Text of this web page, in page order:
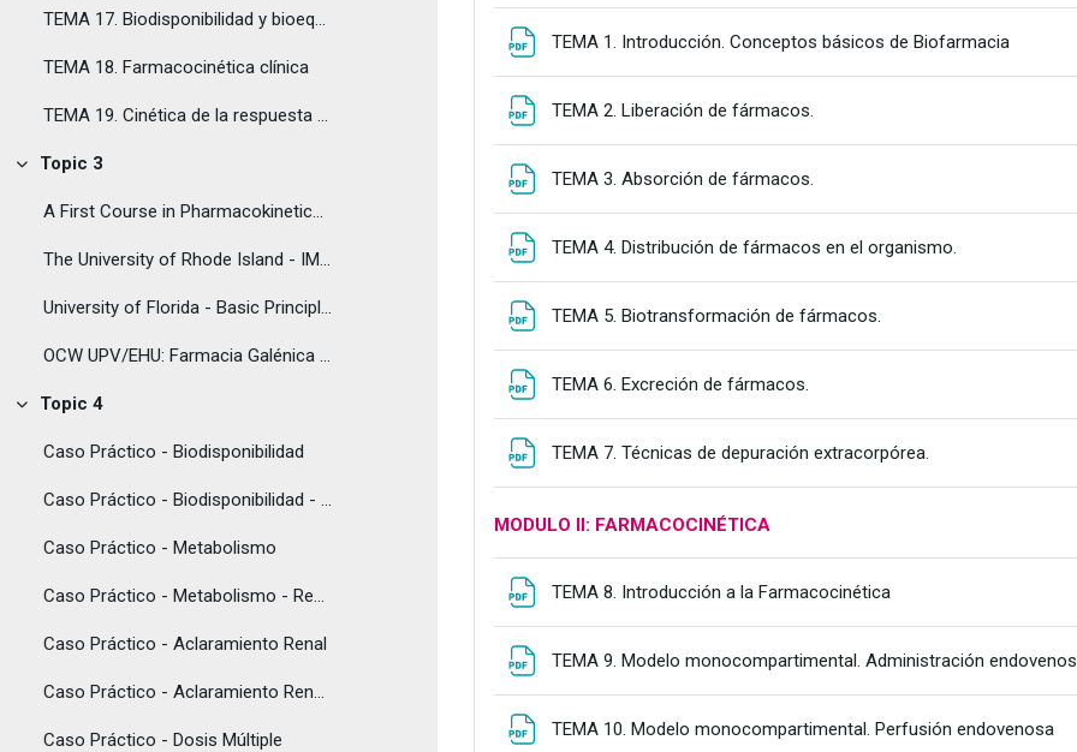
TEMA 17. Biodisponibilidad y bioequivalencia
TEMA 18. Farmacocinética clínica
TEMA 19. Cinética de la respuesta farmacológica
Tolestu
Topic 3
A First Course in Pharmacokinetics and Biopharmaceutics
The University of Rhode Island - IMODR: Basic Pharmacokinetic and Pharmacodynamic Models
University of Florida - Basic Principles of Dose Optimization I
OCW UPV/EHU: Farmacia Galénica [2013/12]
Tolestu
Topic 4
Caso Práctico - Biodisponibilidad
Caso Práctico - Biodisponibilidad - Resolución
Caso Práctico - Metabolismo
Caso Práctico - Metabolismo - Resolución
Caso Práctico - Aclaramiento Renal
Caso Práctico - Aclaramiento Renal - Resolución
Caso Práctico - Dosis Múltiple
TEMA 1. Introducción. Conceptos básicos de Biofarmacia
TEMA 2. Liberación de fármacos.
TEMA 3. Absorción de fármacos.
TEMA 4. Distribución de fármacos en el organismo.
TEMA 5. Biotransformación de fármacos.
TEMA 6. Excreción de fármacos.
TEMA 7. Técnicas de depuración extracorpórea.
MODULO II: FARMACOCINÉTICA
TEMA 8. Introducción a la Farmacocinética
TEMA 9. Modelo monocompartimental. Administración
TEMA 10. Modelo monocompartimental. Perfusión endovenosa